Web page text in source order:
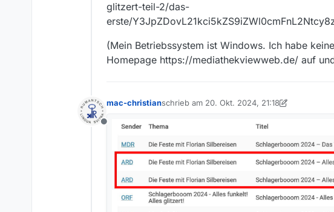
glitzert-teil-2/das-
erste/
(Mein Betriebssystem ist Windows. Ich habe
Homepage https://mediathekviewweb.de/ auf
Offline
mac-christianschrieb am 20. Okt. 2024, 21:18
zuletzt editiert von mac-christian